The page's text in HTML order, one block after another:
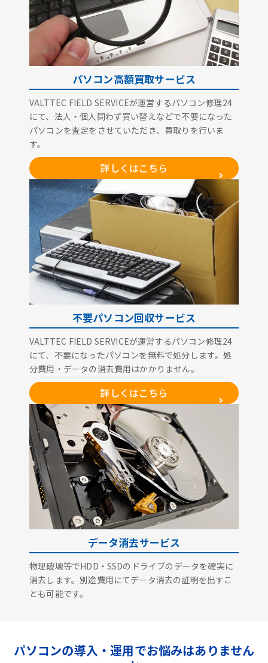
パソコン高額買取サービス
VALTTEC FIELD SERVICEが運営するパソコン修理24
にて、法人・個人問わず買い替えなどで不要になった
パソコンを査定をさせていただき、買取りを行いま
す。
詳しくはこちら
不要パソコン回収サービス
VALTTEC FIELD SERVICEが運営するパソコン修理24
にて、不要になったパソコンを無料で処分します。処
分費用・データの消去費用はかかりません。
詳しくはこちら
データ消去サービス
物理破壊等でHDD・SSDのドライブのデータを確実に
消去します。別途費用にてデータ消去の証明を出すこ
とも可能です。
パソコンの導入・運用でお悩みはありません